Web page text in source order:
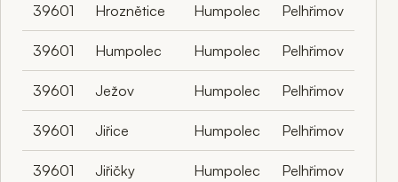
39601 Hroznětice Humpolec Pelhřimov
39601 Humpolec Humpolec Pelhřimov
39601 Ježov Humpolec Pelhřimov
39601 Jiřice Humpolec Pelhřimov
39601 Jiřičky Humpolec Pelhřimov